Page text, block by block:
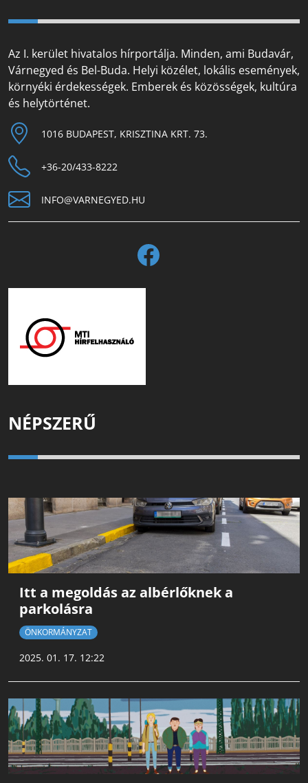
Az I. kerület hivatalos hírportálja. Minden, ami Budavár,
Várnegyed és Bel-Buda. Helyi közélet, lokális események,
környéki érdekességek. Emberek és közösségek, kultúra
és helytörténet.
1016 BUDAPEST, KRISZTINA KRT. 73.
+36-20/433-8222
INFO@VARNEGYED.HU
NÉPSZERŰ
Itt a megoldás az albérlőknek a
parkolásra
ÖNKORMÁNYZAT
2025. 01. 17. 12:22